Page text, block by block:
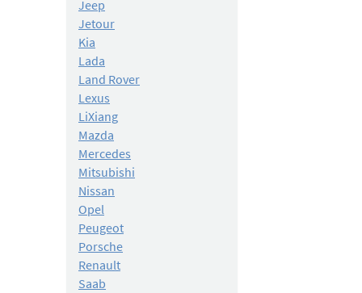
Jeep
Jetour
Kia
Lada
Land Rover
Lexus
LiXiang
Mazda
Mercedes
Mitsubishi
Nissan
Opel
Peugeot
Porsche
Renault
Saab